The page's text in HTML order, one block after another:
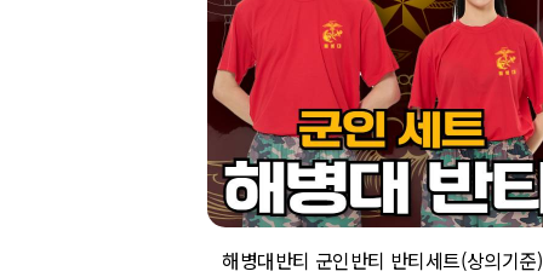
해병대반티 군인반티 반티세트(상의기준)